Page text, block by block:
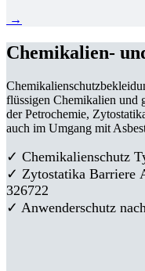
→
Chemikalien-
flüssigen Chemikalien und
der Petrochemie,
auch im Umgang mit
✓ Chemikalienschutz
✓ Zytostatika Barriere
326722
✓ Anwenderschutz